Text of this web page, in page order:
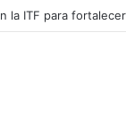
ITF para